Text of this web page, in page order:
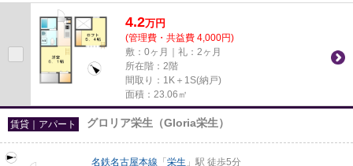
こちらの物件はアパートです。...
4.2万円
(管理費・共益費 4,000円)
敷：0ヶ月｜礼：2ヶ月
所在階：2階
間取り：1K＋1S(納戸)
面積：23.06㎡
賃貸｜アパート グロリア栄生（Gloria栄生）
名鉄名古屋本線 「 栄生 」駅 徒歩5分